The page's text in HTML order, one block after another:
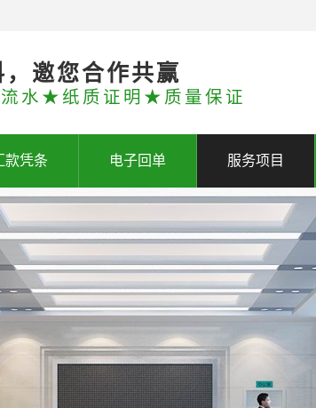
邀您合作共赢
水★纸质证明★质量保证
款凭条 电子回单 服务项目